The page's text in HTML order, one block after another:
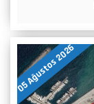
05 Ağustos 2026